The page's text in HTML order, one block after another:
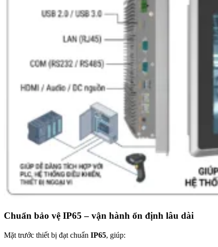
Chuẩn bảo vệ IP65 – vận hành ổn định lâu dài
Mặt trước thiết bị đạt chuẩn IP65, giúp: